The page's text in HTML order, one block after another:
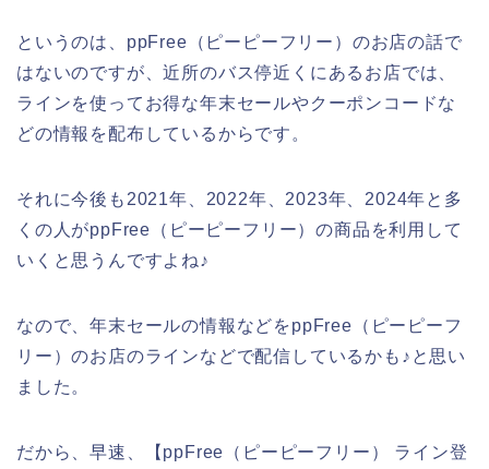
というのは、ppFree（ピーピーフリー）のお店の話で
はないのですが、近所のバス停近くにあるお店では、
ラインを使ってお得な年末セールやクーポンコードな
どの情報を配布しているからです。
それに今後も2021年、2022年、2023年、2024年と多
くの人がppFree（ピーピーフリー）の商品を利用して
いくと思うんですよね♪
なので、年末セールの情報などをppFree（ピーピーフ
リー）のお店のラインなどで配信しているかも♪と思い
ました。
だから、早速、【ppFree（ピーピーフリー） ライン登